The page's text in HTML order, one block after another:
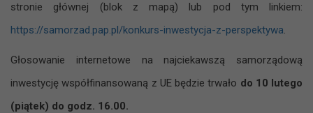
stronie głównej (blok z mapą) lub pod tym linkiem:
https://samorzad.pap.pl/konkurs-inwestycja-z-perspektywa.
Głosowanie internetowe na najciekawszą samorządową
inwestycję współfinansowaną z UE będzie trwało do 10 lutego
(piątek) do godz. 16.00.